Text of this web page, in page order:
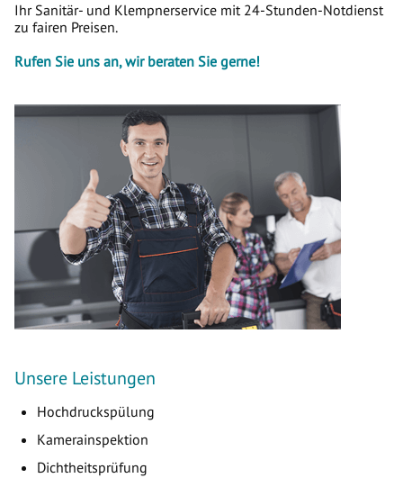
Ihr Sanitär- und Klempnerservice mit 24-Stunden-Notdienst
zu fairen Preisen.
Rufen Sie uns an, wir beraten Sie gerne!
Unsere Leistungen
Hochdruckspülung
Kamerainspektion
Dichtheitsprüfung